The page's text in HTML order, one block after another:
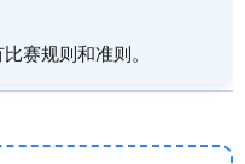
赛规则和准则。